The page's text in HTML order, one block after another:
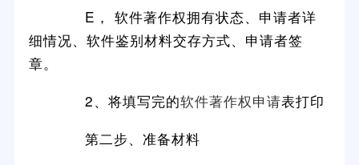
E， 软件著作权拥有状态、申请者详
细情况、软件鉴别材料交存方式、申请者签
章。
2、将填写完的软件著作权申请表打印
第二步、准备材料